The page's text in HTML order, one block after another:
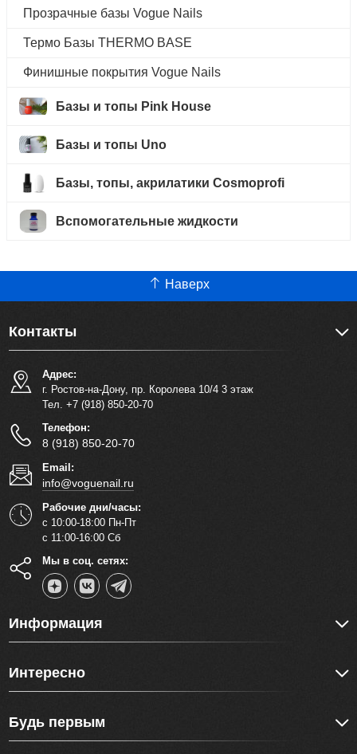
Прозрачные базы Vogue Nails
Термо Базы THERMO BASE
Финишные покрытия Vogue Nails
Базы и топы Pink House
Базы и топы Uno
Базы, топы, акрилатики Cosmoprofi
Вспомогательные жидкости
Наверх
Контакты
Адрес:
г. Ростов-на-Дону, пр. Королева 10/4 3 этаж
Тел. +7 (918) 850-20-70
Телефон:
8 (918) 850-20-70
Email:
info@voguenail.ru
Рабочие дни/часы:
с 10:00-18:00 Пн-Пт
с 11:00-16:00 Сб
Мы в соц. сетях:
Информация
Интересно
Будь первым